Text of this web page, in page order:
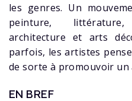
les genres. Un
peinture,
architecture et arts
parfois, les artistes
de sorte à promouvoir un
EN BREF